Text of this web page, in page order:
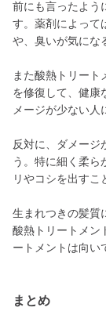
前にも言ったよう
す。薬剤によって
や、臭いが気にな
また酸熱トリート
を修復して、健康
メージが少ない人
反対に、ダメージ
う。特に細く柔ら
リやコシを出すこ
生まれつきの髪質
酸熱トリートメン
ートメントは向い
まとめ